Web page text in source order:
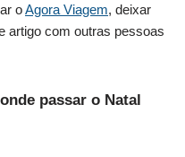
oAgora Viagem, deixar
artigo com outras pessoas
passar o Natal